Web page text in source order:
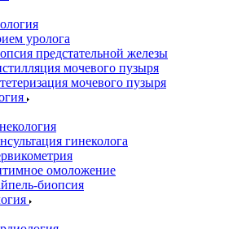
уролога
предстательной железы
мочевого пузыря
мочевого пузыря
гинеколога
омоложение
биопсия